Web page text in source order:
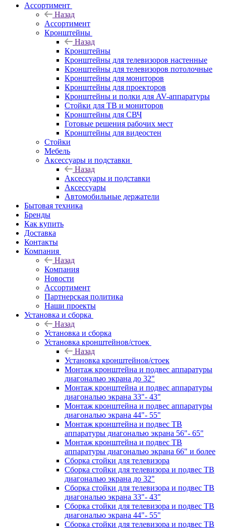
Ассортимент
Назад
Ассортимент
Кронштейны
Назад
Кронштейны
Кронштейны для телевизоров настенные
Кронштейны для телевизоров потолочные
Кронштейны для мониторов
Кронштейны для проекторов
Кронштейны и полки для AV-аппаратуры
Стойки для ТВ и мониторов
Кронштейны для СВЧ
Готовые решения рабочих мест
Кронштейны для видеостен
Стойки
Мебель
Аксессуары и подставки
Назад
Аксессуары и подставки
Аксессуары
Автомобильные держатели
Бытовая техника
Бренды
Как купить
Доставка
Контакты
Компания
Назад
Компания
Новости
Ассортимент
Партнерская политика
Наши проекты
Установка и сборка
Назад
Установка и сборка
Установка кронштейнов/стоек
Назад
Установка кронштейнов/стоек
Монтаж кронштейна и подвес аппаратуры
диагональю экрана до 32"
Монтаж кронштейна и подвес аппаратуры
диагональю экрана 33"- 43"
Монтаж кронштейна и подвес аппаратуры
диагональю экрана 44"- 55"
Монтаж кронштейна и подвес ТВ
аппаратуры диагональю экрана 56"- 65"
Монтаж кронштейна и подвес ТВ
аппаратуры диагональю экрана 66" и более
Сборка стойки для телевизора
Сборка стойки для телевизора и подвес ТВ
диагональю экрана до 32"
Сборка стойки для телевизора и подвес ТВ
диагональю экрана 33"- 43"
Сборка стойки для телевизора и подвес ТВ
диагональю экрана 44"- 55"
Сборка стойки для телевизора и подвес ТВ